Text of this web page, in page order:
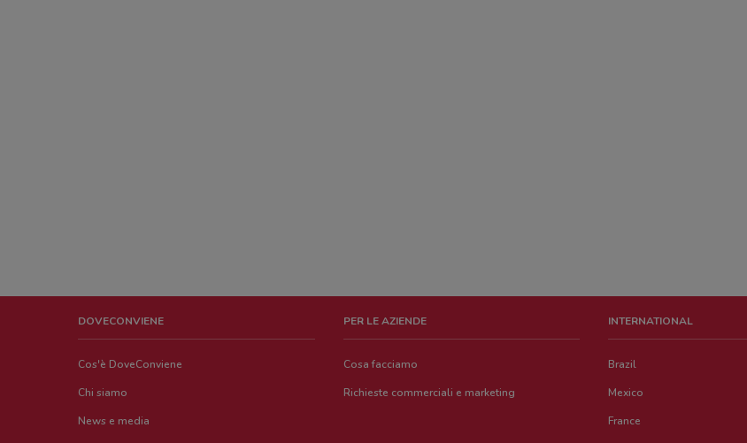
DOVECONVIENE
Cos'è DoveConviene
Chi siamo
News e media
PER LE AZIENDE
Cosa facciamo
Richieste commerciali e marketing
INTERNATIONAL
Brazil
Mexico
France